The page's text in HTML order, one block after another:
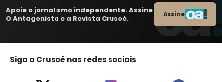
Apoie o jornalismo independente. Assine
O Antagonista e a Revista Crusoé.
Assine
Siga a Crusoé nas redes sociais